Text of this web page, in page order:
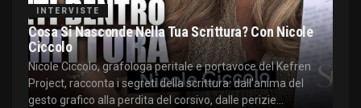
INTERVISTE
Cosa Si Nasconde Nella Tua Scrittura? Con Nicole
Ciccolo
Nicole Ciccolo, grafologa peritale e portavoce del Kefren
Project, racconta i segreti della scrittura: dall'anima del
gesto grafico alla perdita del corsivo, dalle perizie...